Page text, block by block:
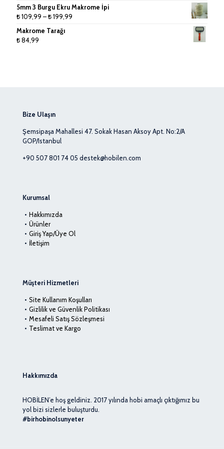
₺ 24,99
-
5mm 3 Burgu Ekru Makrome İpi
₺109,99 –₺199,99
Makrome Tarağı
₺84,99
Bize Ulaşın
Şemsipaşa Mahallesi 47. Sokak Hasan Aksoy Apt. No:2/A
GOP/Istanbul
+90 507 801 74 05 destek@hobilen.com
Kurumsal
Hakkımızda
Ürünler
Giriş Yap/Üye Ol
İletişim
Müşteri Hizmetleri
Site Kullanım Koşulları
Gizlilik ve Güvenlik Politikası
Mesafeli Satış Sözleşmesi
Teslimat ve Kargo
Hakkımızda
HOBİLEN’e hoş geldiniz. 2017 yılında hobi amaçlı çıktığımız bu
yol bizi sizlerle buluşturdu.
#birhobinolsunyeter